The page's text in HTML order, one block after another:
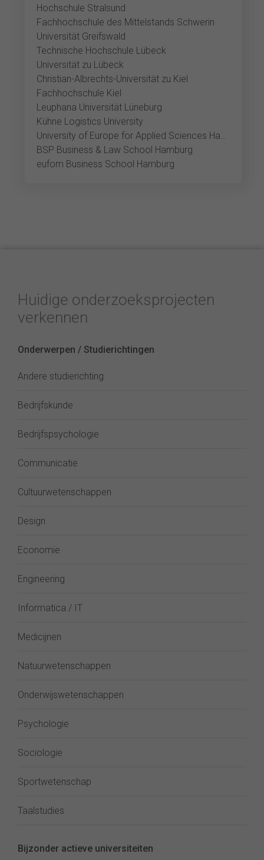
Hochschule Stralsund
Fachhochschule des Mittelstands Schwerin
Universität Greifswald
Technische Hochschule Lübeck
Universität zu Lübeck
Christian-Albrechts-Universität zu Kiel
Fachhochschule Kiel
Leuphana Universität Lüneburg
Kühne Logistics University
University of Europe for Applied Sciences Hamburg
BSP Business & Law School Hamburg
eufom Business School Hamburg
Huidige onderzoeksprojecten
verkennen
Onderwerpen / Studierichtingen
Andere studierichting
Bedrijfskunde
Bedrijfspsychologie
Communicatie
Cultuurwetenschappen
Design
Economie
Engineering
Informatica / IT
Medicijnen
Natuurwetenschappen
Onderwijswetenschappen
Psychologie
Sociologie
Sportwetenschap
Taalstudies
Bijzonder actieve universiteiten